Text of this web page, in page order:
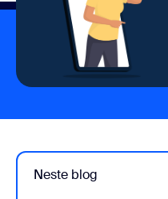
Neste blog